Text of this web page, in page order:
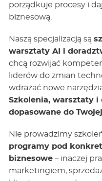
porządkuje procesy i
biznesową.
Naszą specjalizacją są
warsztaty AI i
chcą rozwijać
liderów do zmian
wdrażać nowe
Szkolenia, warsztaty i
dopasowane do
Nie prowadzimy
programy pod
biznesowe– inaczej
marketingiem,